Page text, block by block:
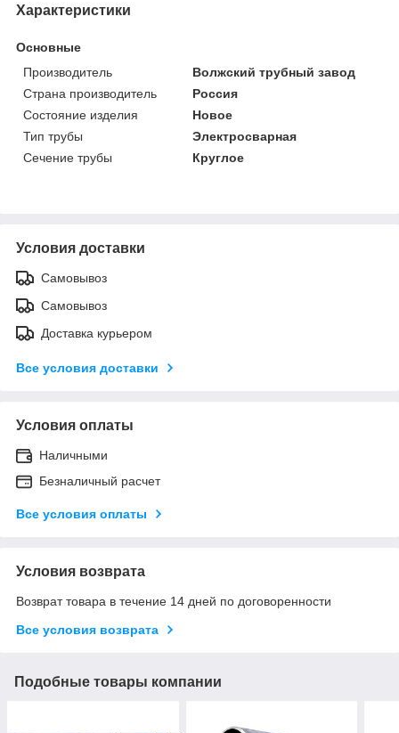
Характеристики
Основные
Производитель
Волжский трубный завод
Страна производитель
Россия
Состояние изделия
Новое
Тип трубы
Электросварная
Сечение трубы
Круглое
Условия доставки
Самовывоз
Самовывоз
Доставка курьером
Все условия доставки
Условия оплаты
Наличными
Безналичный расчет
Все условия оплаты
Условия возврата
Возврат товара в течение 14 дней по договоренности
Все условия возврата
Подобные товары компании